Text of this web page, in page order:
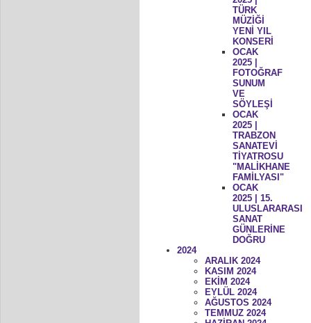
TÜRK
MÜZİĞİ
YENİ YIL
KONSERİ
OCAK
2025 |
FOTOĞRAF
SUNUM
VE
SÖYLEŞİ
OCAK
2025 |
TRABZON
SANATEVİ
TİYATROSU
"MALİKHANE
FAMİLYASI"
OCAK
2025 | 15.
ULUSLARARASI
SANAT
GÜNLERİNE
DOĞRU
2024
ARALIK 2024
KASIM 2024
EKİM 2024
EYLÜL 2024
AĞUSTOS 2024
TEMMUZ 2024